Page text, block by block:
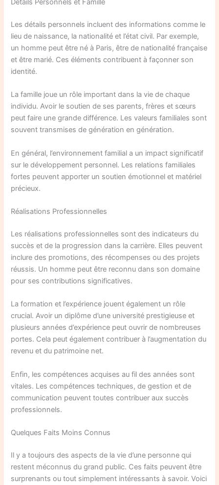
Détails Personnels et Famille
Les détails personnels incluent des informations comme le
lieu de naissance, la nationalité et l’état civil. Par exemple,
un homme peut être né à Paris, être de nationalité française
et être marié. Ces éléments contribuent à façonner son
identité.
La famille joue un rôle important dans la vie de chaque
individu. Avoir le soutien de ses parents, frères et sœurs
peut faire une grande différence. Les valeurs familiales sont
souvent transmises de génération en génération.
En général, l’environnement familial a un impact significatif
sur le développement personnel. Les relations familiales
fortes peuvent apporter un soutien émotionnel et matériel
précieux.
Réalisations Professionnelles
Les réalisations professionnelles sont des indicateurs du
succès et de la progression dans la carrière. Elles peuvent
inclure des promotions, des récompenses ou des projets
réussis. Un homme peut être reconnu dans son domaine
pour ses contributions significatives.
La formation et l’expérience jouent également un rôle
crucial. Avoir un diplôme d’une université prestigieuse et
plusieurs années d’expérience peut ouvrir de nombreuses
portes. Cela peut également contribuer à l’augmentation du
revenu et du patrimoine net.
Enfin, les compétences acquises au fil des années sont
vitales. Les compétences techniques, de gestion et de
communication peuvent toutes contribuer aux succès
professionnels.
Quelques Faits Moins Connus
Il y a toujours des aspects de la vie d’une personne qui
restent méconnus du grand public. Ces faits peuvent être
surprenants ou tout simplement intéressants à savoir. Voici